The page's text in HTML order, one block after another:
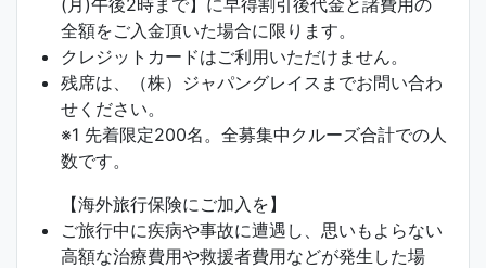
(月)午後2時まで】に早得割引後代金と諸費用の
全額をご入金頂いた場合に限ります。
クレジットカードはご利用いただけません。
残席は、（株）ジャパングレイスまでお問い合わ
せください。
※1 先着限定200名。全募集中クルーズ合計での人
数です。
【海外旅行保険にご加入を】
ご旅行中に疾病や事故に遭遇し、思いもよらない
高額な治療費用や救援者費用などが発生した場